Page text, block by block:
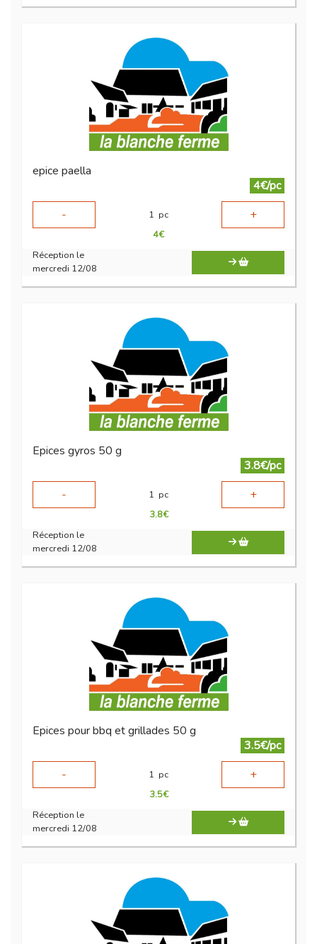
epice paella
4€/pc
-
1 pc +
4€
Réception le
mercredi 12/08
Epices gyros 50 g
3.8€/pc
-
1 pc +
3.8€
Réception le
mercredi 12/08
Epices pour bbq et grillades 50 g
3.5€/pc
-
1 pc +
3.5€
Réception le
mercredi 12/08